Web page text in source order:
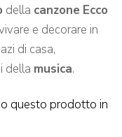
della canzone Ecco
e decorare in
di casa,
della musica.
questo prodotto in